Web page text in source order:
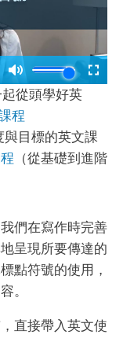
從頭學好英
程
目標的英文課
（從基礎到進階
們在寫作時完善
呈現所要傳達的
點符號的使用，
。
直接帶入英文使